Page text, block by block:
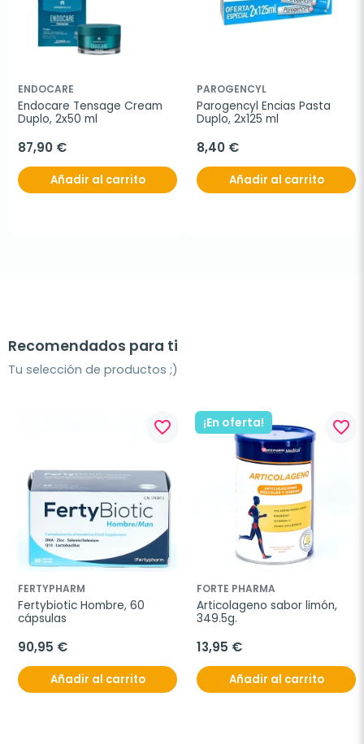
ENDOCARE
Endocare Tensage Cream
Duplo, 2x50 ml
87,90 €
Añadir al carrito
PAROGENCYL
Parogencyl Encias Pasta
Duplo, 2x125 ml
8,40 €
Añadir al carrito
Recomendados para ti
Tu selección de productos ;)
favorite_border
FERTYPHARM
Fertybiotic Hombre, 60
cápsulas
90,95 €
Añadir al carrito
¡En oferta! favorite_border
FORTE PHARMA
Articolageno sabor limón,
349.5g.
13,95 €
Añadir al carrito